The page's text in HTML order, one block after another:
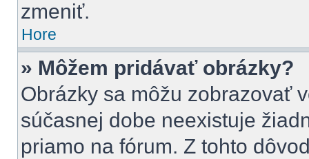
zmeniť.
Hore
» Môžem pridávať obrázky?
Obrázky sa môžu zobrazovať
súčasnej dobe neexistuje
priamo na fórum. Z tohto